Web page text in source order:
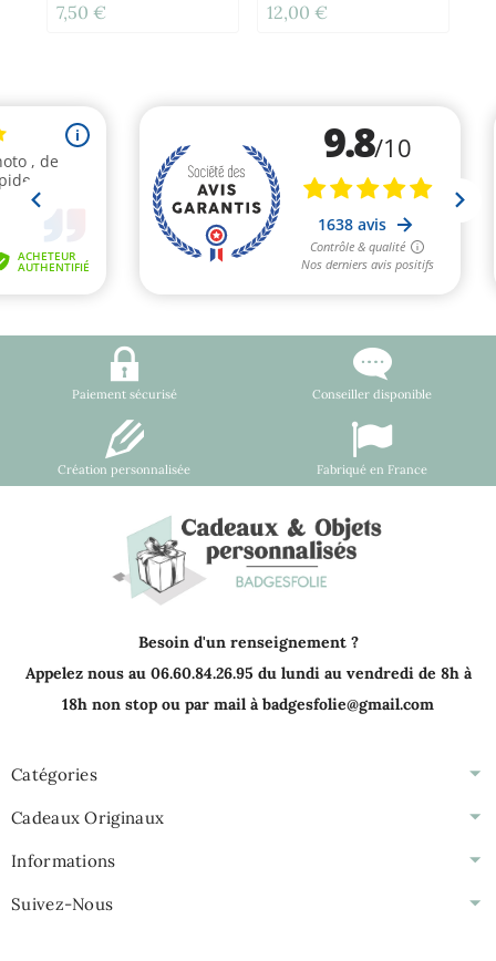
7,50 € 12,00 €
Paiement sécurisé Conseiller disponible
Création personnalisée Fabriqué en France
Besoin d'un renseignement ?
Appelez nous au 06.60.84.26.95 du lundi au vendredi de 8h à
18h non stop ou par mail à badgesfolie@gmail.com
Catégories
Cadeaux Originaux
Informations
Suivez-Nous